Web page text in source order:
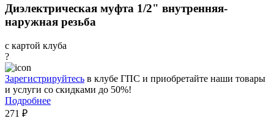
Диэлектрическая муфта 1/2" внутренняя-
наружная резьба
с картой клуба
?
Зарегистрируйтесь в клубе ГПС и приобретайте наши товары
и услуги со скидками до 50%!
Подробнее
271 ₽